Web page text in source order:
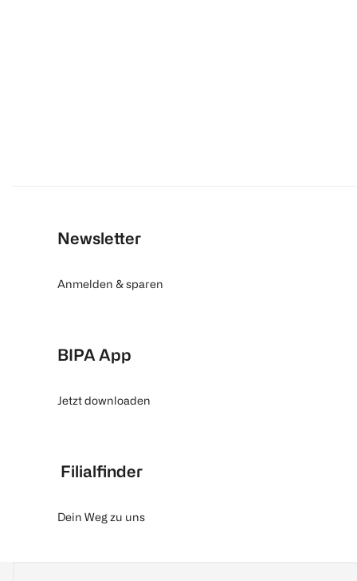
Newsletter
Anmelden & sparen
BIPA App
Jetzt downloaden
Filialfinder
Dein Weg zu uns